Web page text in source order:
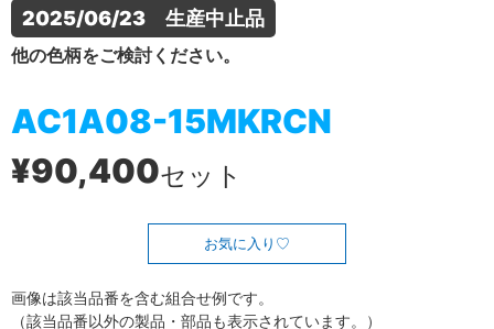
2025/06/23　生産中止品
他の色柄をご検討ください。
AC1A08-15MKRCN
¥90,400セット
お気に入り
画像は該当品番を含む組合せ例です。
（該当品番以外の製品・部品も表示されています。）